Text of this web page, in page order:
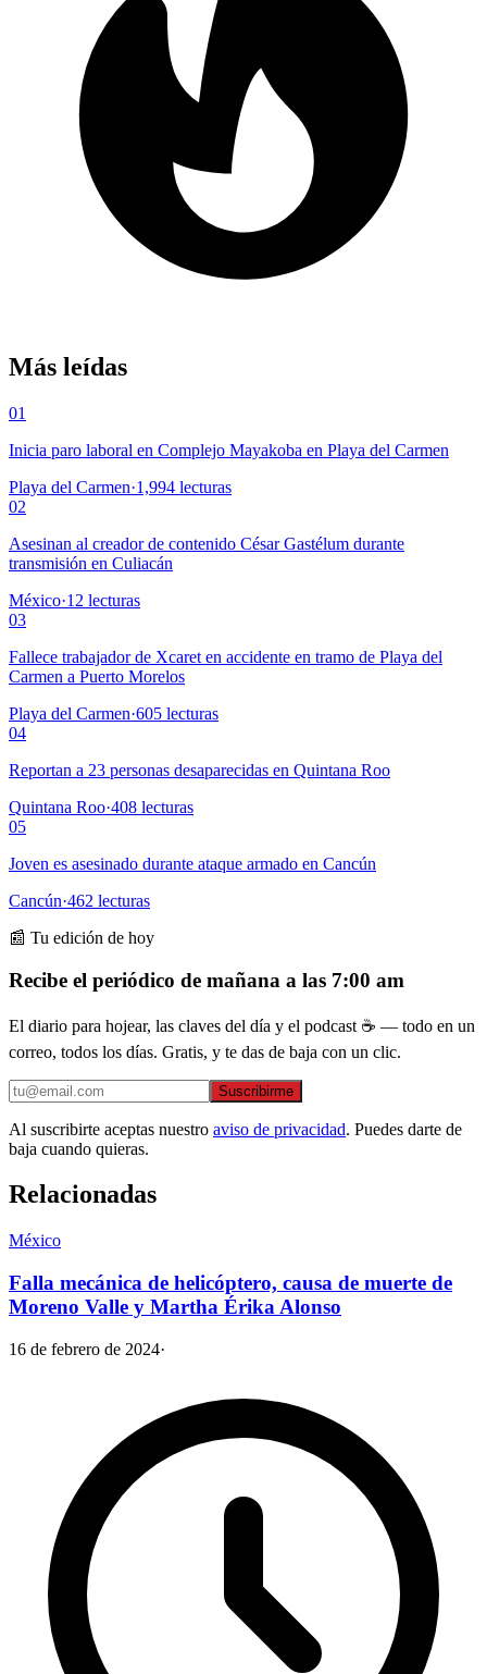
Más leídas
01
Inicia paro laboral en Complejo Mayakoba en Playa del Carmen
Playa del Carmen·1,994 lecturas
02
Asesinan al creador de contenido César Gastélum durante
transmisión en Culiacán
México·12 lecturas
03
Fallece trabajador de Xcaret en accidente en tramo de Playa del
Carmen a Puerto Morelos
Playa del Carmen·605 lecturas
04
Reportan a 23 personas desaparecidas en Quintana Roo
Quintana Roo·408 lecturas
05
Joven es asesinado durante ataque armado en Cancún
Cancún·462 lecturas
📰 Tu edición de hoy
Recibe el periódico de mañana a las 7:00 am
El diario para hojear, las claves del día y el podcast ☕ — todo en un
correo, todos los días. Gratis, y te das de baja con un clic.
Suscribirme
Al suscribirte aceptas nuestro aviso de privacidad. Puedes darte de
baja cuando quieras.
Relacionadas
México
Falla mecánica de helicóptero, causa de muerte de
Moreno Valle y Martha Érika Alonso
16 de febrero de 2024·